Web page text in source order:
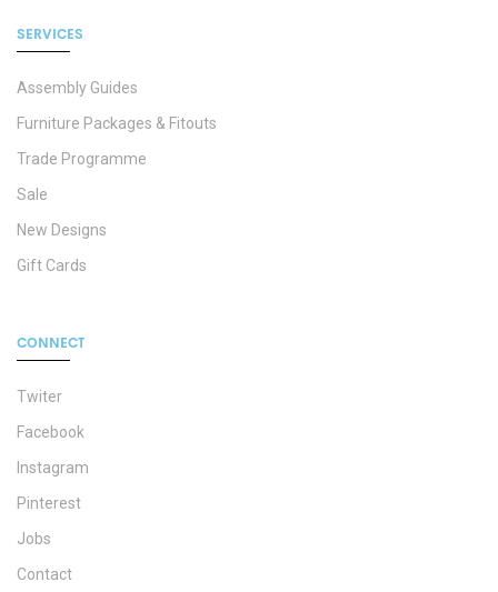
SERVICES
Assembly Guides
Furniture Packages & Fitouts
Trade Programme
Sale
New Designs
Gift Cards
CONNECT
Twiter
Facebook
Instagram
Pinterest
Jobs
Contact